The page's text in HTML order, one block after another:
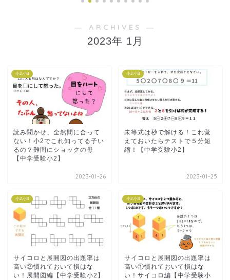
― ARCHIVES ―
2023年 1月
小2,小3
読み聞かせ、全然間に合って
ない！小2でこれ知ってる子い
るの？難問にショックの母
【中学受験小2】
2023-01-26
小2,小3
未等式は秒で解ける！これ覚
えておいたらテストで５分短
縮！【中学受験小2】
2023-01-25
小2,小3
サイコロと展開図の出題率は
高い②慣れておいて損はな
い！展開図編【中学受験小2】
小2,小3
サイコロと展開図の出題率は
高い①慣れておいて損はな
い！サイコロ編【中学受験小